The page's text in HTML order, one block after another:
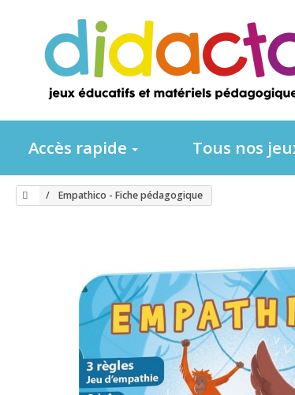
Accès rapide Tous nos
Empathico - Fiche pédagogique